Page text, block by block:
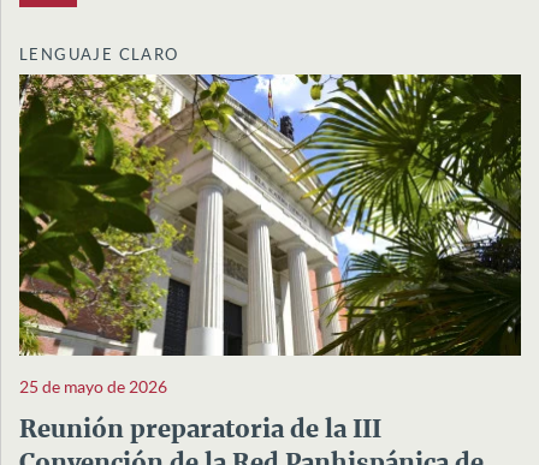
LENGUAJE CLARO
25 de mayo de 2026
Reunión preparatoria de la III